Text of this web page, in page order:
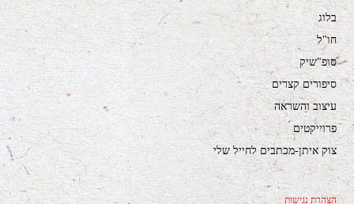
בלוג
חו"ל
סופ"שיק
סיפורים קצרים
עיצוב והשראה
פרוייקטים
צוק איתן-מכתבים לחייל שלי
הצהרת נגישות